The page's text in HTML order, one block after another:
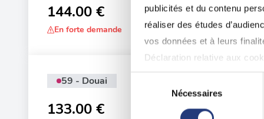
publicités et du contenu
réaliser des études
vos données et à leurs
Déclaration relative aux
Si vous le permettez, nous
Collecter des
consentement
Nécessaires
144.00 €
En forte demande
59 - Douai
133.00 €